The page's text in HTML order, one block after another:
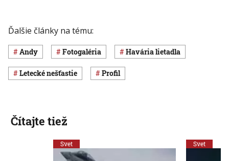
Ďalšie články na tému:
Andy Fotogaléria havária lietadla
letecké nešťastie profil
Čítajte tiež
Svet Svet